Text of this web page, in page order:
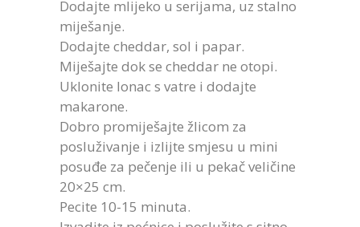
Dodajte mlijeko u serijama, uz stalno
miješanje.
Dodajte cheddar, sol i papar.
Miješajte dok se cheddar ne otopi.
Uklonite lonac s vatre i dodajte
makarone.
Dobro promiješajte žlicom za
posluživanje i izlijte smjesu u mini
posuđe za pečenje ili u pekač veličine
20×25 cm.
Pecite 10-15 minuta.